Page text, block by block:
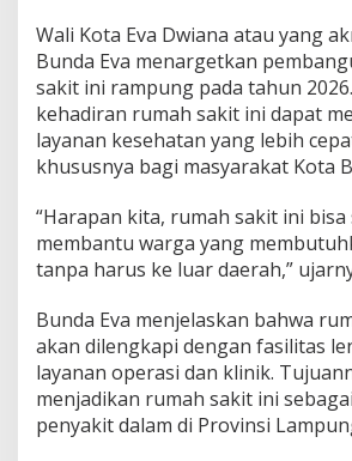
k
i
n
D
i
g
r
a
i
s
k
B
e
a
s
i
Wali Kota Eva Dwiana atau yang
Bunda Eva menargetkan
sakit ini rampung pada tahun
kehadiran rumah sakit ini dapat
layanan kesehatan yang lebih
khususnya bagi masyarakat Kota
“Harapan kita, rumah sakit ini bisa
membantu warga yang
tanpa harus ke luar daerah,”
Bunda Eva menjelaskan bahwa
akan dilengkapi dengan fasilitas
layanan operasi dan klinik.
menjadikan rumah sakit ini
penyakit dalam di Provinsi